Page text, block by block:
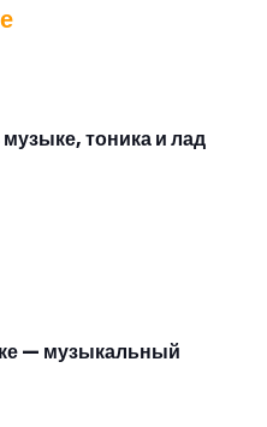
тоника и лад
— музыкальный